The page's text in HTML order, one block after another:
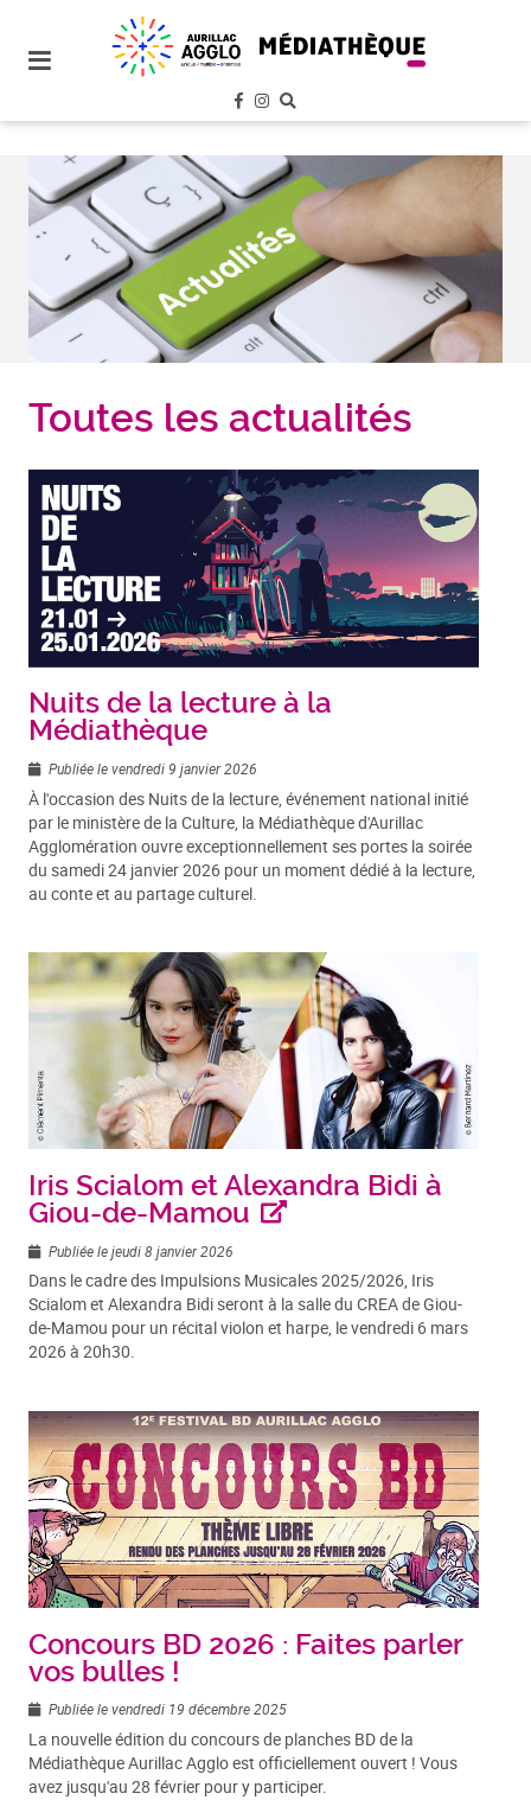
site
aller au
contenu
Toutes les actualités
Nuits de la lecture à la
Médiathèque
Publiée le vendredi 9 janvier 2026
À l'occasion des Nuits de la lecture, événement national initié
par le ministère de la Culture, la Médiathèque d'Aurillac
Agglomération ouvre exceptionnellement ses portes la soirée
du samedi 24 janvier 2026 pour un moment dédié à la lecture,
au conte et au partage culturel.
Iris Scialom et Alexandra Bidi à
Giou-de-Mamou
Publiée le jeudi 8 janvier 2026
Dans le cadre des Impulsions Musicales 2025/2026, Iris
Scialom et Alexandra Bidi seront à la salle du CREA de Giou-
de-Mamou pour un récital violon et harpe, le vendredi 6 mars
2026 à 20h30.
Concours BD 2026 : Faites parler
vos bulles !
Publiée le vendredi 19 décembre 2025
La nouvelle édition du concours de planches BD de la
Médiathèque Aurillac Agglo est officiellement ouvert ! Vous
avez jusqu'au 28 février pour y participer.